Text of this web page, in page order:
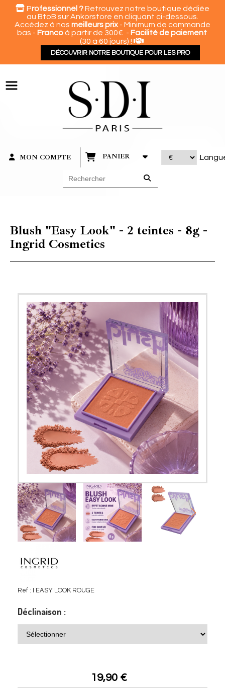
 Professionnel ?Retrouvez notre boutique dédiée
au BtoB sur Ankorstore en cliquant ci-dessous.
Accédez à nos meilleurs prix- Minimum de commande
bas - Francoà partir de 300€ - Facilité de paiement
(30 à 60 jours) ! 
DÉCOUVRIR NOTRE BOUTIQUE POUR LES PRO
MON COMPTE PANIER
Blush "Easy Look" - 2 teintes - 8g -
Ingrid Cosmetics
Ref : I EASY LOOK ROUGE
Déclinaison :
19,90€
Panneau de gestion des cookies